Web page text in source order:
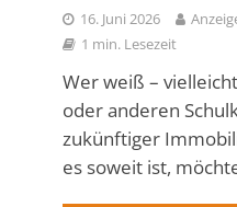
16. Juni 2026
1 min. Lesezeit
Wer weiß –
oder anderen
zukünftiger
es soweit ist,